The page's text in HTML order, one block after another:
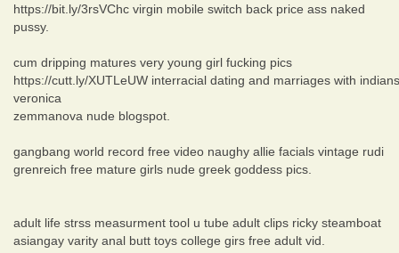
https://bit.ly/3rsVChc virgin mobile switch back price ass naked
pussy.
cum dripping matures very young girl fucking pics
https://cutt.ly/XUTLeUW interracial dating and marriages with indians
veronica
zemmanova nude blogspot.
gangbang world record free video naughy allie facials vintage rudi
grenreich free mature girls nude greek goddess pics.
adult life strss measurment tool u tube adult clips ricky steamboat
asiangay varity anal butt toys college girs free adult vid.